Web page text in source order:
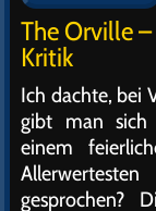
The Orville –
Kritik
Ich dachte, bei
gibt man
einem
gesprochen?